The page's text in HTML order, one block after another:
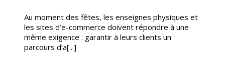
Au moment des fêtes, les enseignes physiques et
les sites d’e-commerce doivent répondre à une
même exigence : garantir à leurs clients un
parcours d’a[...]